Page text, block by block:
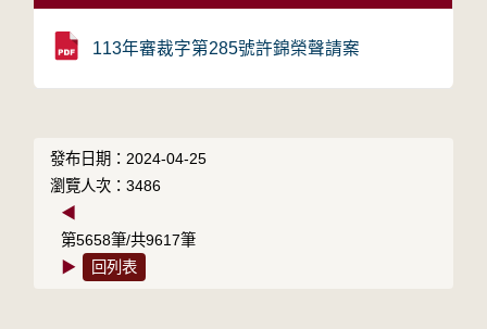
113年審裁字第285號許錦榮聲請案
發布日期：2024-04-25
瀏覽人次：3486
◀
第5658筆/共9617筆
▶
回列表